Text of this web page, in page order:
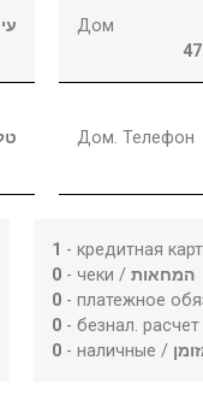
Дом
Дом. Телефон
1 - кредитная
0- чеки / המחאות
0- платежное
0- безнал.
0- наличные /